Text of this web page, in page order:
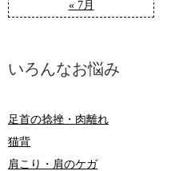
« 7月
いろんなお悩み
足首の捻挫・肉離れ
猫背
肩こり・肩のケガ